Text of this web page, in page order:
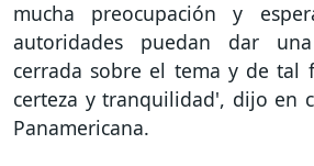
mucha preocupación y
autoridades puedan dar
cerrada sobre el tema y de tal
certeza y tranquilidad', dijo en
Panamericana.